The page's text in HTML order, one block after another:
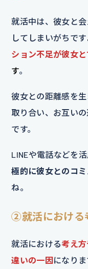
就活中は、彼女と
してしまいがちで
ション不足が彼女
す。
彼女との距離感を
取り合い、お互い
です。
LINEや電話などを
極的に彼女とのコ
ね。
②就活における
就活における考え
違いの一因になりま